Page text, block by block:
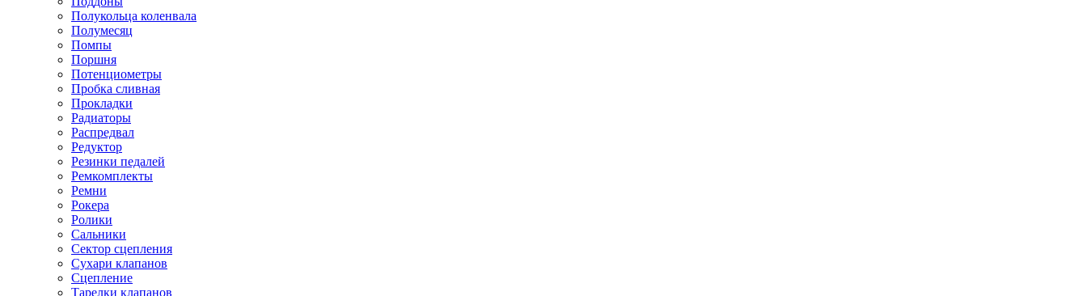
Полукольца коленвала
Полумесяц
Помпы
Поршня
Потенциометры
Пробка сливная
Прокладки
Радиаторы
Распредвал
Редуктор
Резинки педалей
Ремкомплекты
Ремни
Рокера
Ролики
Сальники
Сектор сцепления
Сухари клапанов
Сцепление
Тарелки клапанов